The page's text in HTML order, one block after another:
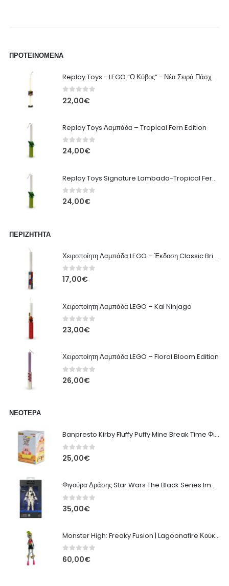
ΠΡΟΤΕΙΝΌΜΕΝΑ
Replay Toys - LEGO “Ο Κύβος” - Νέα Σειρά Πάσχα 2026 Λαμπάδα
0out of 5
22,00€
Replay Toys Λαμπάδα – Tropical Fern Edition
0 out of 5
24,00€
Replay Toys Signature Lambada-Tropical Fern edition 2026
0 out of 5
24,00€
ΠΕΡΙΖΉΤΗΤΑ
Χειροποίητη Λαμπάδα LEGO – Έκδοση Classic Brick
0out of 5
17,00€
Χειροποίητη Λαμπάδα LEGO – Kai Ninjago
0out of 5
23,00€
Χειροποίητη Λαμπάδα LEGO – Floral Bloom Edition
0out of 5
26,00€
ΝΕΌΤΕΡΑ
Banpresto Kirby Fluffy Puffy Mine Break Time Φιγούρα – Α' Έκδοση
0out of 5
25,00€
Φιγούρα Δράσης Star Wars The Black Series Imperial Remnant Stormtrooper #05
0out of 5
35,00€
Monster High: Freaky Fusion | Lagoonafire Κούκλα Mattel 2013 - 28εκ
0 out of 5
60,00€